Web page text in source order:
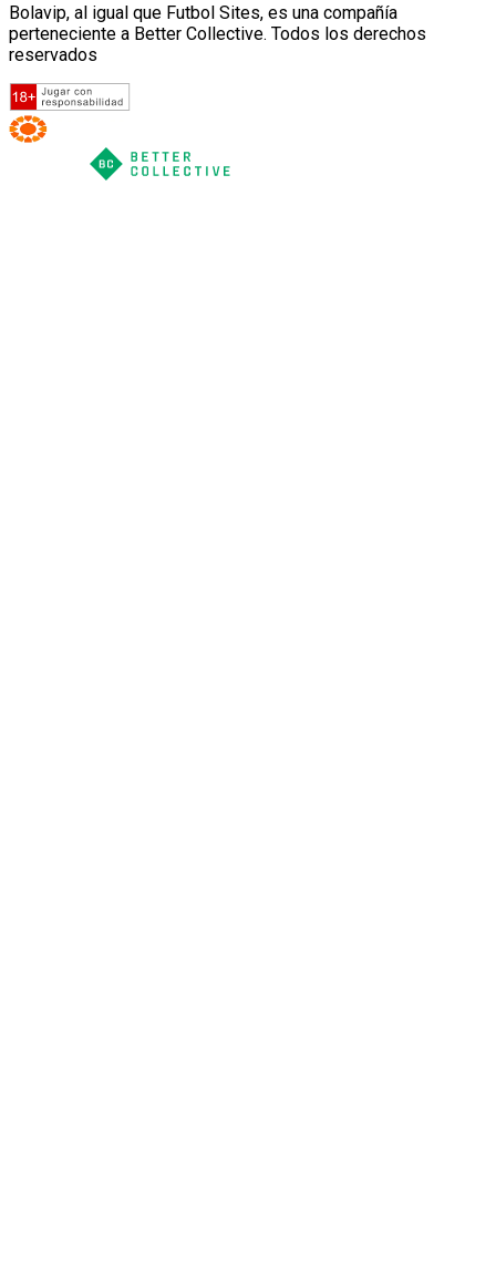
Bolavip, al igual que Futbol Sites, es una compañía
perteneciente a Better Collective. Todos los derechos
reservados